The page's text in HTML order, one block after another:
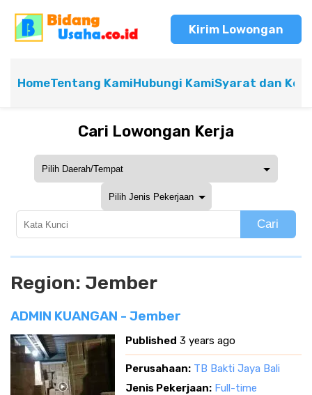
Kirim Lowongan
HomeTentang KamiHubungi KamiSyarat dan
Cari Lowongan Kerja
Cari
Region: Jember
ADMIN KUANGAN - Jember
Published 3 years ago
Perusahaan: TB Bakti Jaya Bali
Jenis Pekerjaan: Full-time